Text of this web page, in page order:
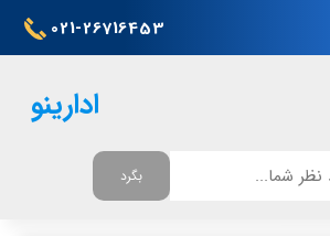
021-26716453
ادارینو
بگرد